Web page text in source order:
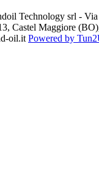
Technology srl - Via
Castel Maggiore
oil.it Powered by